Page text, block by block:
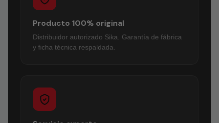
Producto 100% original
Distribuidor autorizado Sika. Garantía de fábrica
y ficha técnica respaldada.